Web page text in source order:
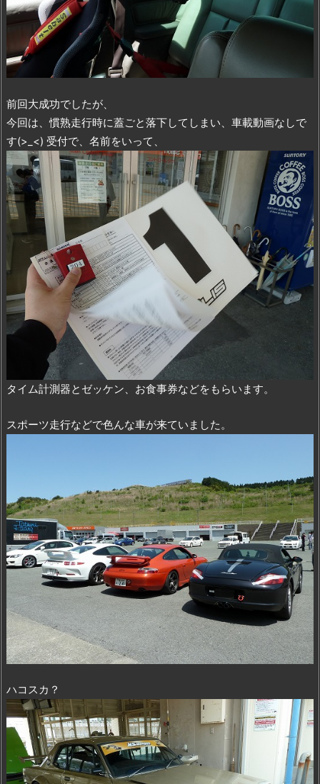
前回大成功でしたが、
今回は、慣熟走行時に蓋ごと落下してしまい、車載動画なしで
す(>_<) 受付で、名前をいって、
タイム計測器とゼッケン、お食事券などをもらいます。
スポーツ走行などで色んな車が来ていました。
ハコスカ？